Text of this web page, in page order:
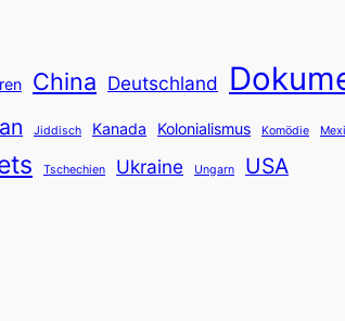
China Deutschland
Jiddisch Kanada Kolonialismus Komödie
Tschechien Ukraine Ungarn USA